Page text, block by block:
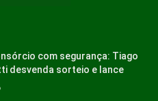
com segurança: Tiago
desvenda sorteio e lance